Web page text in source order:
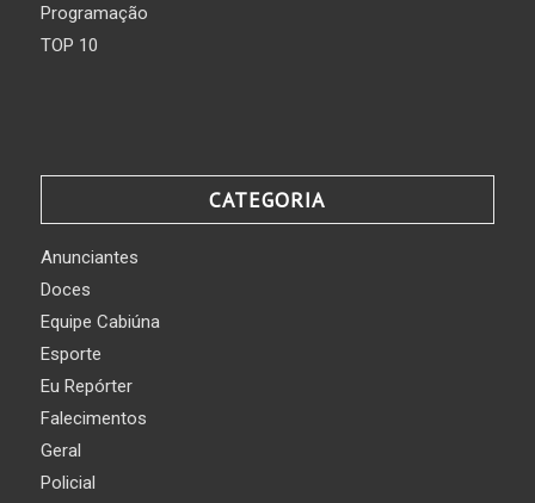
Programação
TOP 10
CATEGORIA
Anunciantes
Doces
Equipe Cabiúna
Esporte
Eu Repórter
Falecimentos
Geral
Policial